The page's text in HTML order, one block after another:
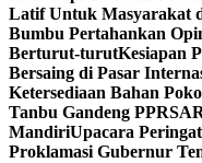
Latif Untuk Masyarakat
Bumbu Pertahankan
Berturut-turutKesiapan
Bersaing di Pasar
Ketersediaan Bahan
Tanbu Gandeng
MandiriUpacara
Proklamasi Gubernur